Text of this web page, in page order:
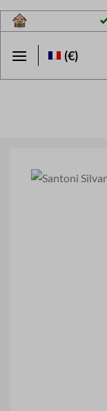
Passer
contenu
(€)